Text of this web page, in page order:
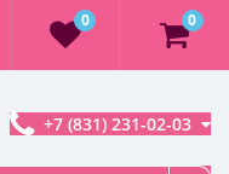
0 0
+7 (831) 231-02-03